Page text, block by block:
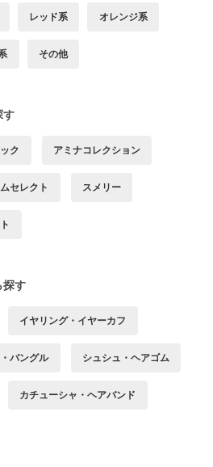
レッド系 オレンジ系
その他
す
ク アミナコレクション
セレクト スメリー
探す
イヤリング・イヤーカフ
バングル シュシュ・ヘアゴム
カチューシャ・ヘアバンド